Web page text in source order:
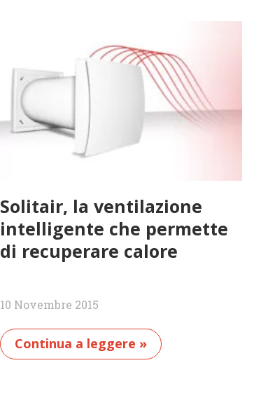
Solitair, la ventilazione
intelligente che permette
di recuperare calore
10 Novembre 2015
Continua a leggere »